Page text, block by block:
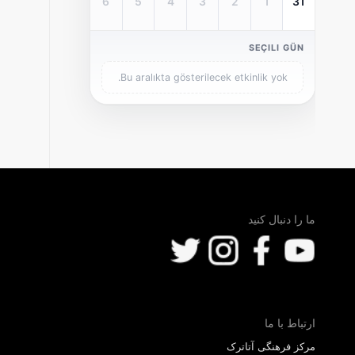
SEÇILI GÜN
Bu aralıkta gösterilecek etkinlik yok.
ما را دنبال کنید
ارتباط با ما
مرکز فرهنگی آتاترک